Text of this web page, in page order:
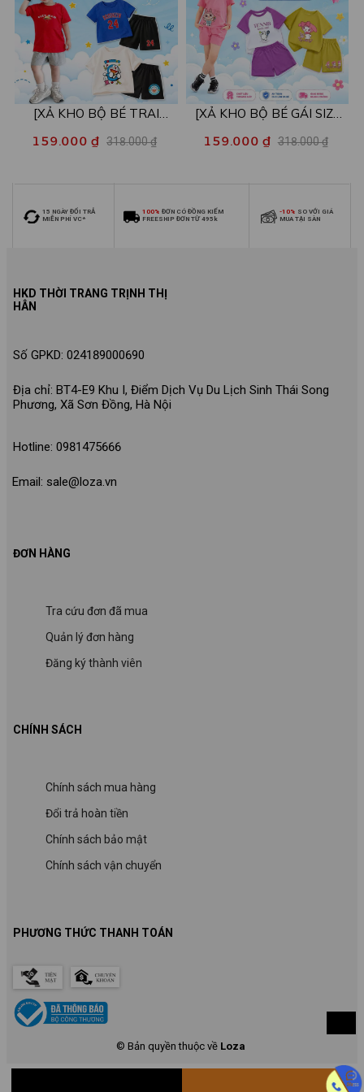
[XẢ KHO BỘ BÉ TRAI
nhiều mẫu - Quần áo bé trai
159.000 ₫ 318.000 ₫
[XẢ KHO BỘ BÉ GÁI SIZE
mẫu - Quần áo bé gái từ 26-
159.000 ₫ 318.000 ₫
15 NGÀY ĐỔI TRẢ
MIỄN PHÍ VC*
100% ĐƠN CÓ ĐỒNG KIỂM
FREESHIP ĐƠN TỪ 495k
-10% SO VỚI GIÁ
MUA TẠI SÀN
CHÍNH SÁCH
Chính sách mua hàng
Đổi trả hoàn tiền
Chính sách bảo mật
Chính sách vận chuyển
HKD THỜI TRANG TRỊNH THỊ
HÂN
Số GPKD: 024189000690
Địa chỉ: BT4-E9 Khu I, Điểm Dịch Vụ Du Lịch Sinh Thái Song
Phương, Xã Sơn Đồng, Hà Nội
Hotline: 0981475666
Email: sale@loza.vn
© Bản quyền thuộc về Loza
ĐƠN HÀNG
Tra cứu đơn đã mua
Quản lý đơn hàng
Đăng ký thành viên
PHƯƠNG THỨC THANH TOÁN